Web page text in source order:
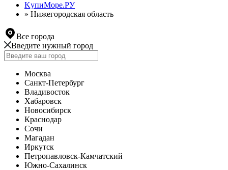
KупиМоре.РУ
» Нижегородская область
Все города
Введите нужный город
Москва
Санкт-Петербург
Владивосток
Хабаровск
Новосибирск
Краснодар
Сочи
Магадан
Иркутск
Петропавловск-Камчатский
Южно-Сахалинск